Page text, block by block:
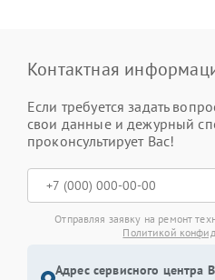
Контактная
Если требуется задать
свои данные и дежурный
проконсультирует Вас!
Отправляя заявку на ремонт
Политикой
Адрес сервисного центра